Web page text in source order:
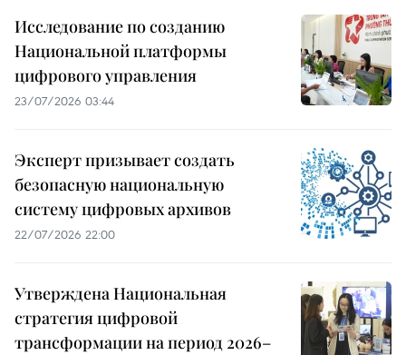
Исследование по созданию
Национальной платформы
цифрового управления
23/07/2026 03:44
Эксперт призывает создать
безопасную национальную
систему цифровых архивов
22/07/2026 22:00
Утверждена Национальная
стратегия цифровой
трансформации на период 2026–